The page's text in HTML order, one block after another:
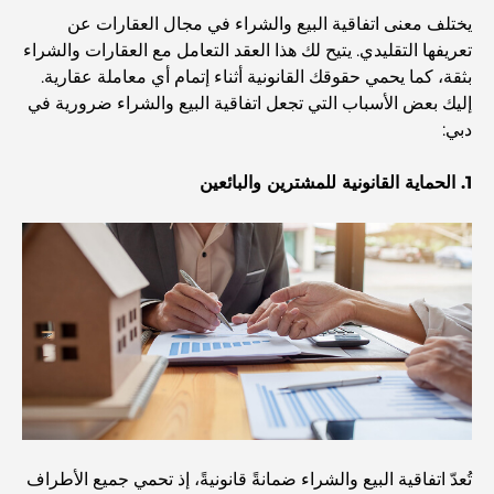
اكتشف أفضل وجبة إفطار في منطقة الخليج التجاري، دبي
أغلى سيارة لامبورغيني على الإطلاق: قائمة هواة الجمع
أغلى مدارس جيمس في دبي: دليل شامل للآباء
أفضل المدارس القريبة من داماك هيلز 2: دليل للعائلات
أفضل المطاعم الهندية في دبي: رحلة طهي
يختلف معنى اتفاقية البيع والشراء في مجال العقارات عن
تعريفها التقليدي. يتيح لك هذا العقد التعامل مع العقارات والشراء
بثقة، كما يحمي حقوقك القانونية أثناء إتمام أي معاملة عقارية.
إليك بعض الأسباب التي تجعل اتفاقية البيع والشراء ضرورية في
دبي:
1. الحماية القانونية للمشترين والبائعين
تُعدّ اتفاقية البيع والشراء ضمانةً قانونيةً، إذ تحمي جميع الأطراف